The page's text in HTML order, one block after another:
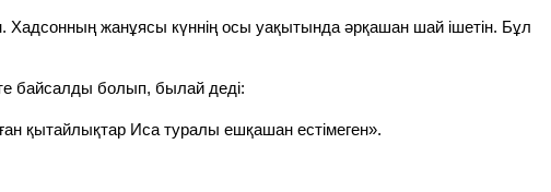
Хадсонның жанұясы күннің осы уақытында әрқашан шай ішетін. Бұл
байсалды болып, былай деді:
қытайлықтар Иса туралы ешқашан естімеген».